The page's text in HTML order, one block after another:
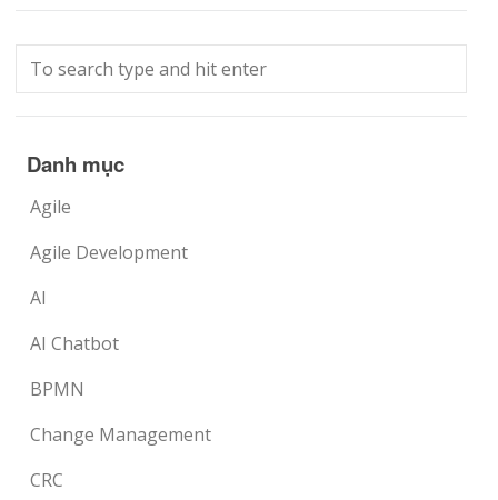
Danh mục
Agile
Agile Development
AI
AI Chatbot
BPMN
Change Management
CRC